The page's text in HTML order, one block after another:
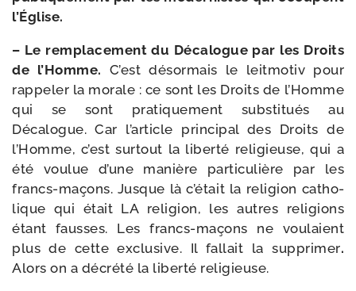
l’Église.
– Le rem­pla­ce­ment du Décalogue par les Droits
de l’Homme. C’est désor­mais le leit­mo­tiv pour
rap­pe­ler la morale : ce sont les Droits de l’Homme
qui se sont pra­ti­que­ment sub­sti­tués au
Décalogue. Car l’article prin­ci­pal des Droits de
l’Homme, c’est sur­tout la liber­té reli­gieuse, qui a
été vou­lue d’une manière par­ti­cu­lière par les
francs-​maçons. Jusque là c’était la reli­gion catho­
lique qui était LA reli­gion, les autres reli­gions
étant fausses. Les francs-​maçons ne vou­laient
plus de cette exclu­sive. Il fal­lait la sup­pri­mer.
Alors on a décré­té la liber­té religieuse.